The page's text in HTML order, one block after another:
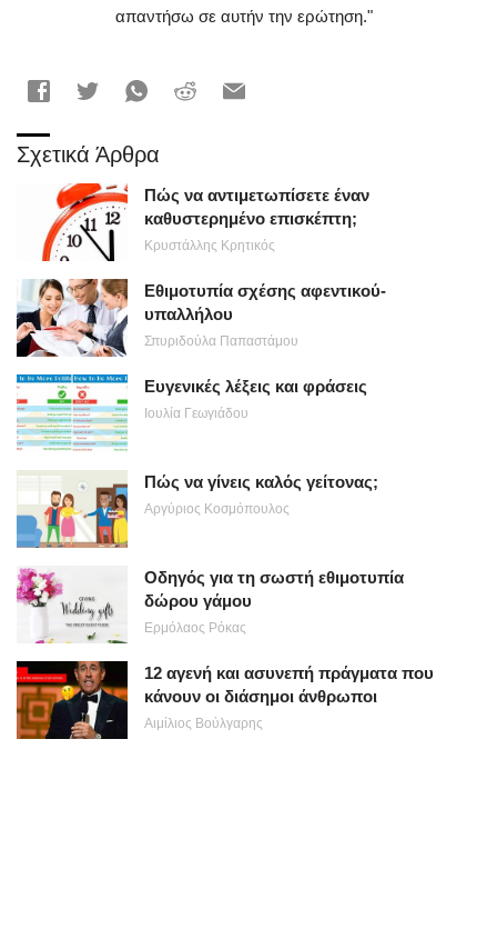
απαντήσω σε αυτήν την ερώτηση."
Σχετικά Άρθρα
Πώς να αντιμετωπίσετε έναν
καθυστερημένο επισκέπτη;
Κρυστάλλης Κρητικός
Εθιμοτυπία σχέσης αφεντικού-
υπαλλήλου
Σπυριδούλα Παπαστάμου
Ευγενικές λέξεις και φράσεις
Ιουλία Γεωγιάδου
Πώς να γίνεις καλός γείτονας;
Αργύριος Κοσμόπουλος
Οδηγός για τη σωστή εθιμοτυπία
δώρου γάμου
Ερμόλαος Ρόκας
12 αγενή και ασυνεπή πράγματα που
κάνουν οι διάσημοι άνθρωποι
Αιμίλιος Βούλγαρης